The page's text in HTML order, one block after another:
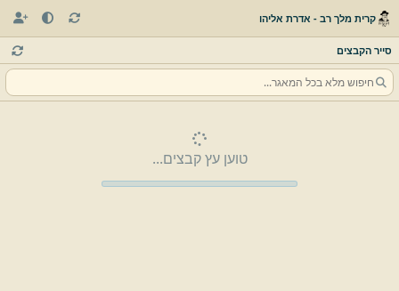
קרית מלך רב - אדרת אליהו
סייר הקבצים
טוען עץ קבצים...